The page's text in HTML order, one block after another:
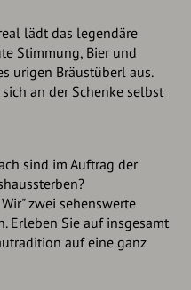
lädt das legendäre
Stimmung, Bier und
urigen Bräustüberl aus.
an der Schenke selbst
sind im Auftrag der
zwei sehenswerte
Erleben Sie auf insgesamt
auf eine ganz